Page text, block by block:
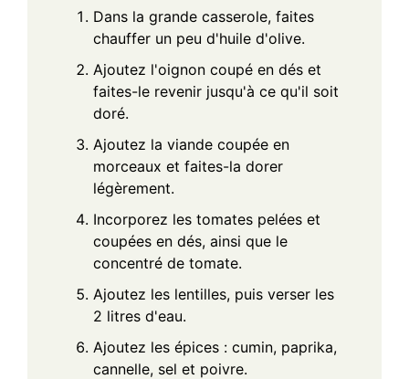
Dans la grande casserole, faites
chauffer un peu d'huile d'olive.
Ajoutez l'oignon coupé en dés et
faites-le revenir jusqu'à ce qu'il soit
doré.
Ajoutez la viande coupée en
morceaux et faites-la dorer
légèrement.
Incorporez les tomates pelées et
coupées en dés, ainsi que le
concentré de tomate.
Ajoutez les lentilles, puis verser les
2 litres d'eau.
Ajoutez les épices : cumin, paprika,
cannelle, sel et poivre.